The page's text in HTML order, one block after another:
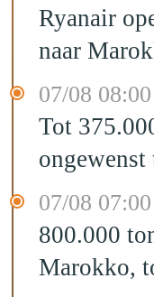
Ryanair
naar
07/08 08:00
Tot
07/08 07:00
800.000
Marokko,